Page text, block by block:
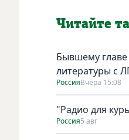
Читайте
Бывшему главе
литературы с
РоссияВчера 15:08
"Радио для
Россия5 авг